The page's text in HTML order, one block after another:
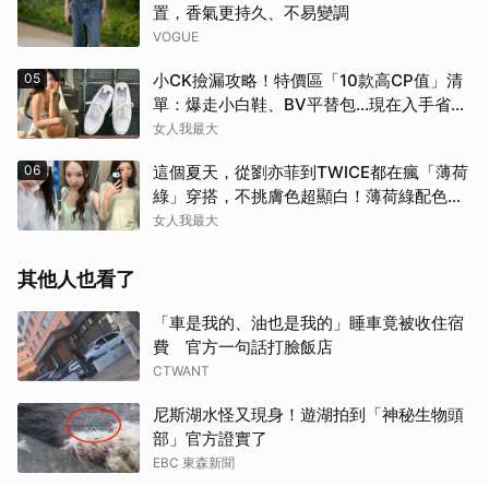
置，香氣更持久、不易變調
VOGUE
05
小CK撿漏攻略！特價區「10款高CP值」清
單：爆走小白鞋、BV平替包…現在入手省一
筆
女人我最大
06
這個夏天，從劉亦菲到TWICE都在瘋「薄荷
綠」穿搭，不挑膚色超顯白！薄荷綠配色公
開
女人我最大
其他人也看了
「車是我的、油也是我的」睡車竟被收住宿
費 官方一句話打臉飯店
CTWANT
尼斯湖水怪又現身！遊湖拍到「神秘生物頭
部」官方證實了
EBC 東森新聞